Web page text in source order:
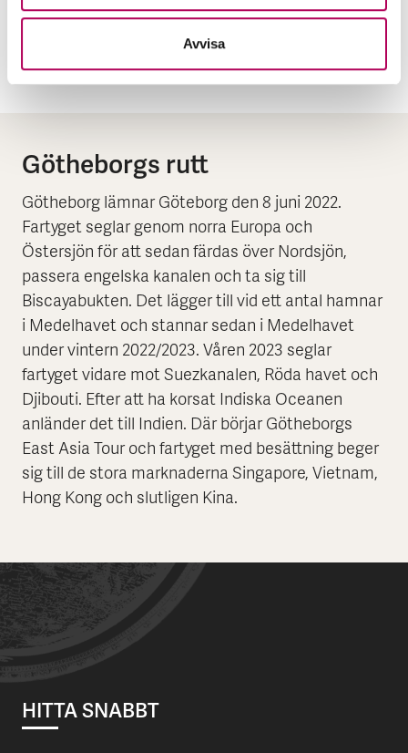
Avvisa
det intresse från flera företag kan vi även delta i
presentationer av svenska företag för olika
intressenter.
Götheborgs rutt
Götheborg lämnar Göteborg den 8 juni 2022.
Fartyget seglar genom norra Europa och
Östersjön för att sedan färdas över Nordsjön,
passera engelska kanalen och ta sig till
Biscayabukten. Det lägger till vid ett antal hamnar
i Medelhavet och stannar sedan i Medelhavet
under vintern 2022/2023. Våren 2023 seglar
fartyget vidare mot Suezkanalen, Röda havet och
Djibouti. Efter att ha korsat Indiska Oceanen
anländer det till Indien. Där börjar Götheborgs
East Asia Tour och fartyget med besättning beger
sig till de stora marknaderna Singapore, Vietnam,
Hong Kong och slutligen Kina.
HITTA SNABBT